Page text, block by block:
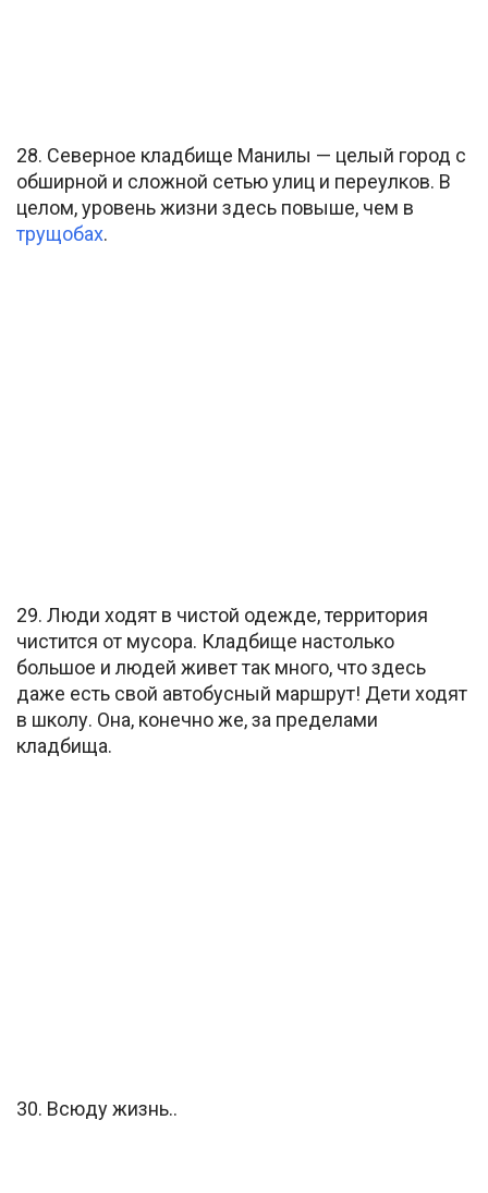
28. Северное кладбище Манилы — целый город с
обширной и сложной сетью улиц и переулков. В
целом, уровень жизни здесь повыше, чем в
трущобах.
29. Люди ходят в чистой одежде, территория
чистится от мусора. Кладбище настолько
большое и людей живет так много, что здесь
даже есть свой автобусный маршрут! Дети ходят
в школу. Она, конечно же, за пределами
кладбища.
30. Всюду жизнь..